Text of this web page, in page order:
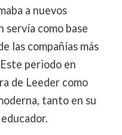
a nuevos
servía como base
las compañías más
periodo en
de Leeder como
tanto en su